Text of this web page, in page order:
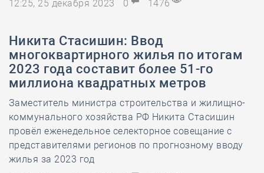
12:25, 25 декабря 2023
0 1476
Никита Стасишин: Ввод
многоквартирного жилья по итогам
2023 года составит более 51-го
миллиона квадратных метров
Заместитель министра строительства и жилищно-
коммунального хозяйства РФ Никита Стасишин
провёл еженедельное селекторное совещание с
представителями регионов по прогнозному вводу
жилья за 2023 год